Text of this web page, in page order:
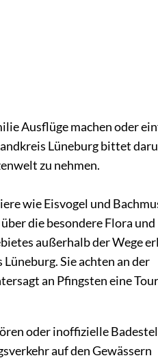
Ausflüge machen oder
Lüneburg bittet
zu nehmen.
wie Eisvogel und
die besondere Flora und
außerhalb der Wege
Sie achten an der
an Pfingsten eine
oder inoffizielle
auf den Gewässern